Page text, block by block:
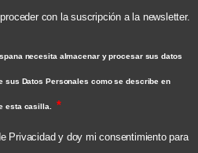
con la suscripción a la newsletter.
necesita almacenar y procesar sus datos
sus Datos Personales como se describe en
esta casilla.
Privacidad y doy mi consentimiento para